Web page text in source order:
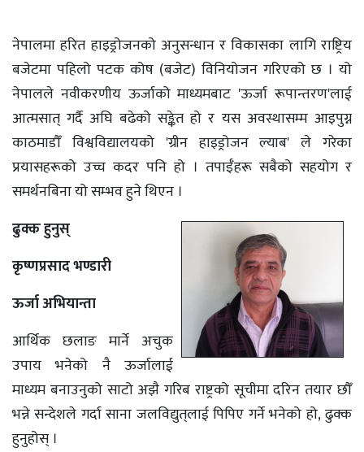
नेपालमा हरित हाइड्रोजनको अनुसन्धान र विकासका लागि राष्ट्रिय
बजेटमा पहिलो पटक कोष (बजेट) विनियोजन गरिएको छ । यो
नेपालले नवीकरणीय ऊर्जाको माध्यमबाट 'ऊर्जा रूपान्तरण'लाई
आत्मसात् गर्दै अघि बढेको सङ्केत हो र यस अवस्थासम्म आइपुग्न
काठमाडौँ विश्वविद्यालयको 'ग्रीन हाइड्रोजन ल्याब' ले गरेका
प्रयासहरूको उच्च कदर पनि हो । तपाईँहरू सबैको सहयोग र
समर्थनबिना यो सम्भव हुने थिएन ।
ढुक्क हुनुस्
कृष्णप्रसाद भण्डारी
ऊर्जा अभियान्ता
आर्थिक छलाङ मार्ने अचुक
उपाय भनेको नै ऊर्जालाई
माध्यम बनाउनुको साटो अझै गरिब राष्ट्रको सूचीमा दरिन तयार छौँ
भन्ने सन्देशले गर्दा साना जलविद्युत्‌लाई पिपिए गर्ने भनेको हो, ढुक्क
हुनुहोस् ।